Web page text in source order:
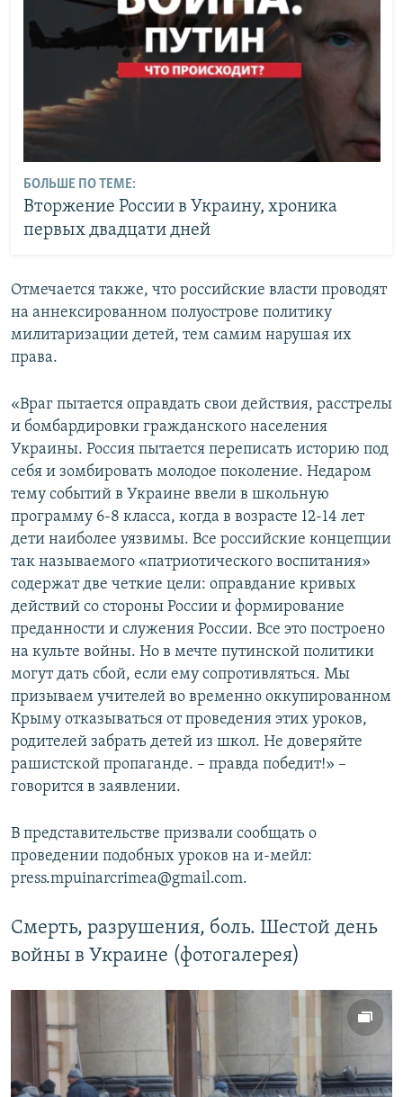
БОЛЬШЕ ПО ТЕМЕ:
Вторжение России в Украину, хроника
первых двадцати дней
Отмечается также, что российские власти проводят
на аннексированном полуострове политику
милитаризации детей, тем самим нарушая их
права.
«Враг пытается оправдать свои действия, расстрелы
и бомбардировки гражданского населения
Украины. Россия пытается переписать историю под
себя и зомбировать молодое поколение. Недаром
тему событий в Украине ввели в школьную
программу 6-8 класса, когда в возрасте 12-14 лет
дети наиболее уязвимы. Все российские концепции
так называемого «патриотического воспитания»
содержат две четкие цели: оправдание кривых
действий со стороны России и формирование
преданности и служения России. Все это построено
на культе войны. Но в мечте путинской политики
могут дать сбой, если ему сопротивляться. Мы
призываем учителей во временно оккупированном
Крыму отказываться от проведения этих уроков,
родителей забрать детей из школ. Не доверяйте
рашистской пропаганде. – правда победит!» –
говорится в заявлении.
В представительстве призвали сообщать о
проведении подобных уроков на и-мейл:
press.mpuinarcrimea@gmail.com.
Смерть, разрушения, боль. Шестой день
войны в Украине (фотогалерея)